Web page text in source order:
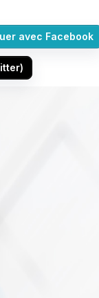
avec Facebook